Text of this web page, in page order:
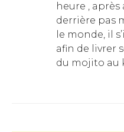
heure ,
derrière pas
le monde, il
afin de livrer
du mojito au